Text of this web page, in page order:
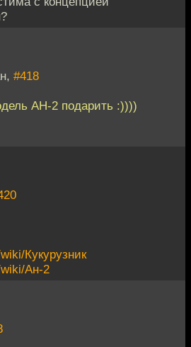
#418
АН-2 подарить :))))
Кукурузник
Ан-2